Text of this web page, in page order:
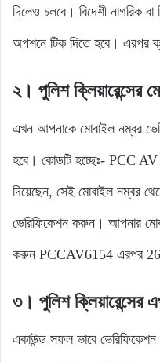
দিলেও চলবে। বিদেশী নাগরিক
অপশনে টিক দিতে হবে। এরপর
২। পুলিশ ক্লিয়ারেন্সের
এখন আপনাকে মোবাইল নম্বর
হবে। কোডটি হচ্ছেঃ- PCC
দিয়েছেন, সেই মোবাইল নম্বর
ভেরিফিকেশন করুন। আপনার
করুন PCCAV6154 এরপর
৩। পুলিশ ক্লিয়ারেন্সের
একাউন্ড সফল ভাবে